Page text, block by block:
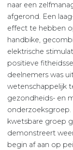
naar een
afgerond. Een
effect te hebben
handbike,
elektrische
positieve
deelnemers was
wetenschappelijk
gezondheids- en
kwetsbare groep
demonstreert
begin af aan op